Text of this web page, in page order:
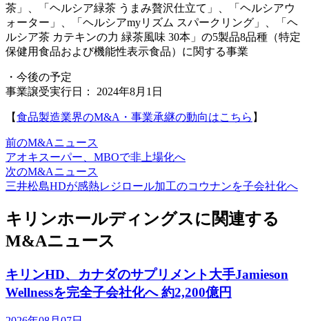
茶」、「ヘルシア緑茶 うまみ贅沢仕立て」、「ヘルシアウ
ォーター」、「ヘルシアmyリズム スパークリング」、「ヘ
ルシア茶 カテキンの力 緑茶風味 30本」の5製品8品種（特定
保健用食品および機能性表示食品）に関する事業
・今後の予定
事業譲受実行日： 2024年8月1日
【食品製造業界のM&A・事業承継の動向はこちら 】
前のM&Aニュース
アオキスーパー、MBOで非上場化へ
次のM&Aニュース
三井松島HDが感熱レジロール加工のコウナンを子会社化へ
キリンホールディングスに関連する
M&Aニュース
キリンHD、カナダのサプリメント大手Jamieson
Wellnessを完全子会社化へ 約2,200億円